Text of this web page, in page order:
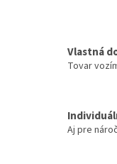
Vlastná
Tovar
Aj pre